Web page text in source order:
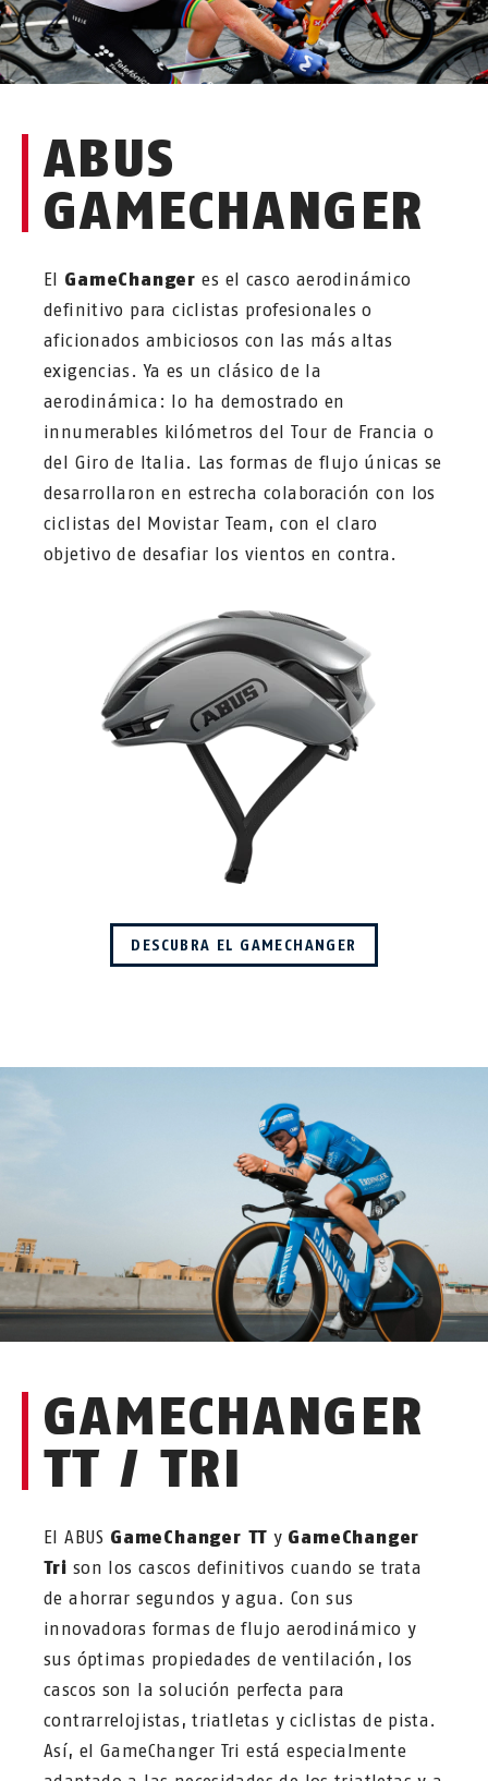
ABUS
GAMECHANGER
El GameChanger es el casco aerodinámico
definitivo para ciclistas profesionales o
aficionados ambiciosos con las más altas
exigencias. Ya es un clásico de la
aerodinámica: lo ha demostrado en
innumerables kilómetros del Tour de Francia o
del Giro de Italia. Las formas de flujo únicas se
desarrollaron en estrecha colaboración con los
ciclistas del Movistar Team, con el claro
objetivo de desafiar los vientos en contra.
DESCUBRA EL GAMECHANGER
GAMECHANGER
TT / TRI
El ABUS GameChanger TT y GameChanger
Tri son los cascos definitivos cuando se trata
de ahorrar segundos y agua. Con sus
innovadoras formas de flujo aerodinámico y
sus óptimas propiedades de ventilación, los
cascos son la solución perfecta para
contrarrelojistas, triatletas y ciclistas de pista.
Así, el GameChanger Tri está especialmente